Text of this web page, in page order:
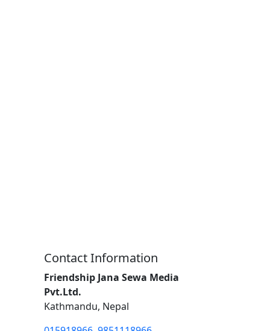
Contact Information
Friendship Jana Sewa Media
Pvt.Ltd.
Kathmandu, Nepal